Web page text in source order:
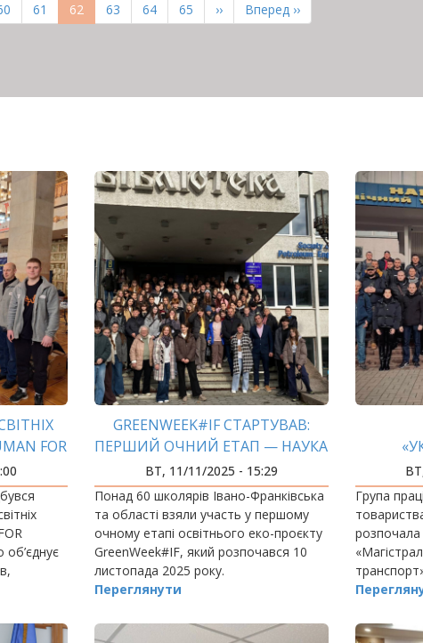
Page
61
Поточна
сторінка
62 Page
63 Page
64 Page
65
Наступна
сторінка
››
Остання
сторінка
Вперед ››
FOR
об’єднує
світу
GREENWEEK#IF СТАРТУВАВ:
ПЕРШИЙ ОЧНИЙ ЕТАП — НАУКА
В ДІЇ!
ВТ, 11/11/2025 - 15:29
Понад 60 школярів Івано-Франківська
та області взяли участь у першому
очному етапі освітнього еко-проєкту
GreenWeek#IF, який розпочався 10
листопада 2025 року.
Переглянути
Група
розпочала